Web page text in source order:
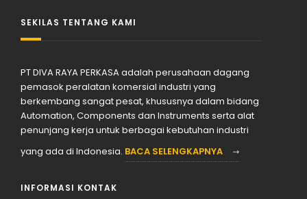
SEKILAS TENTANG KAMI
PT DIVA RAYA PERKASA adalah perusahaan dagang
pemasok peralatan komersial industri yang
berkembang sangat pesat, khususnya dalam bidang
Automation, Components dan Instruments serta alat
penunjang kerja untuk berbagai kebutuhan industri
yang ada di Indonesia. BACA SELENGKAPNYA
INFORMASI KONTAK